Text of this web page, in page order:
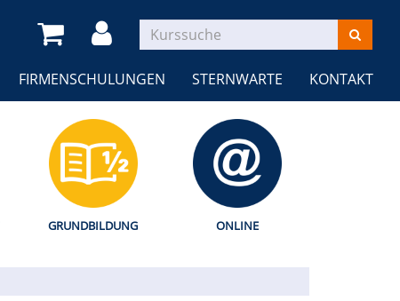
FIRMENSCHULUNGEN STERNWARTE KONTAKT
GRUNDBILDUNG ONLINE